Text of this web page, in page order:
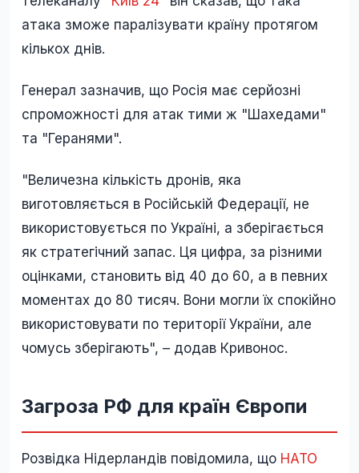
атака зможе паралізувати країну протягом
кількох днів.
Генерал зазначив, що Росія має серйозні
спроможності для атак тими ж "Шахедами"
та "Геранями".
"Величезна кількість дронів, яка
виготовляється в Російській Федерації, не
використовується по Україні, а зберігається
як стратегічний запас. Ця цифра, за різними
оцінками, становить від 40 до 60, а в певних
моментах до 80 тисяч. Вони могли їх спокійно
використовувати по території України, але
чомусь зберігають", – додав Кривонос.
Загроза РФ для країн Європи
Розвідка Нідерландів повідомила, що НАТО